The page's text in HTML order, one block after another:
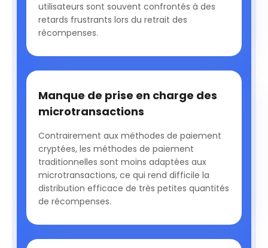
utilisateurs sont souvent confrontés à des
retards frustrants lors du retrait des
récompenses.
Manque de prise en charge des
microtransactions
Contrairement aux méthodes de paiement
cryptées, les méthodes de paiement
traditionnelles sont moins adaptées aux
microtransactions, ce qui rend difficile la
distribution efficace de très petites quantités
de récompenses.